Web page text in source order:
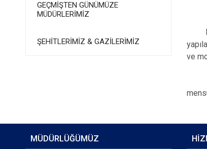
GEÇMİŞTEN GÜNÜMÜZE
MÜDÜRLERİMİZ
ŞEHİTLERİMİZ & GAZİLERİMİZ
ve
MÜDÜRLÜĞÜMÜZ